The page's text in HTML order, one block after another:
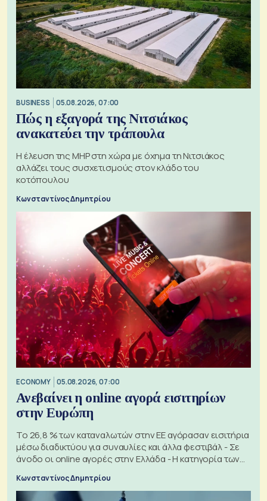
BUSINESS 05.08.2026, 07:00
Πώς η εξαγορά της Νιτσιάκος
ανακατεύει την τράπουλα
H έλευση της MHP στη χώρα με όχημα τη Νιτσιάκος
αλλάζει τους συσχετισμούς στον κλάδο του
κοτόπουλου
Κωνσταντίνος Δημητρίου
ECONOMY 05.08.2026, 07:00
Ανεβαίνει η online αγορά εισιτηρίων
στην Ευρώπη
Το 26,8 % των καταναλωτών στην ΕΕ αγόρασαν εισιτήρια
μέσω διαδικτύου για συναυλίες και άλλα φεστιβάλ - Σε
άνοδο οι online αγορές στην Ελλάδα - Η κατηγορία των
Κωνσταντίνος Δημητρίου